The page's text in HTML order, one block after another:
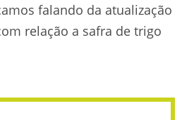
falando da atualização
relação a safra de trigo